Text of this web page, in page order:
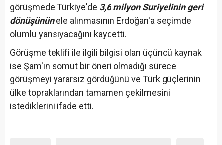
görüşmede Türkiye'de 3,6 milyon Suriyelinin geri
dönüşününele alınmasının Erdoğan'a seçimde
olumlu yansıyacağını kaydetti.
Görüşme teklifi ile ilgili bilgisi olan üçüncü kaynak
ise Şam'ın somut bir öneri olmadığı sürece
görüşmeyi yararsız gördüğünü ve Türk güçlerinin
ülke topraklarından tamamen çekilmesini
istediklerini ifade etti.